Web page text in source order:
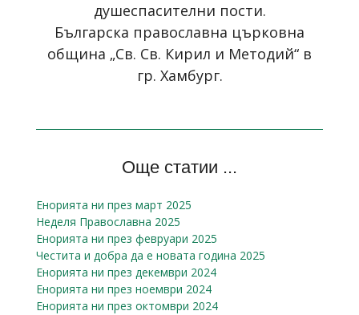
душеспасителни пости.
Българска православна църковна
община „Св. Св. Кирил и Методий“ в
гр. Хамбург.
Още статии ...
Енорията ни през март 2025
Неделя Православна 2025
Енорията ни през февруари 2025
Честита и добра да е новата година 2025
Енорията ни през декември 2024
Енорията ни през ноември 2024
Енорията ни през октомври 2024